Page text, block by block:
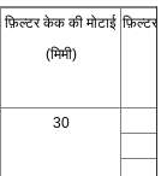
फ़िल्टर केक की मोटाई
(मिमी)
फ़िल्टर
30